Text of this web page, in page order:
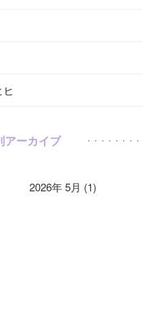
アーカイブ
2026年 5月 (1)